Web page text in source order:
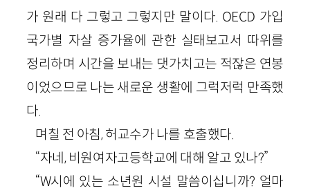
가 원래 다 그렇고 그렇지만 말이다. OECD 가입
국가별 자살 증가율에 관한 실태보고서 따위를
정리하며 시간을 보내는 댓가치고는 적잖은 연봉
이었으므로 나는 새로운 생활에 그럭저럭 만족했
다.
며칠 전 아침, 허교수가 나를 호출했다.
“자네, 비원여자고등학교에 대해 알고 있나?”
“W시에 있는 소년원 시설 말씀이십니까? 얼마